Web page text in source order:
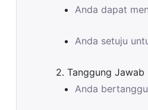
Anda dapat
Anda setuju
2. Tanggung Jawab
Anda